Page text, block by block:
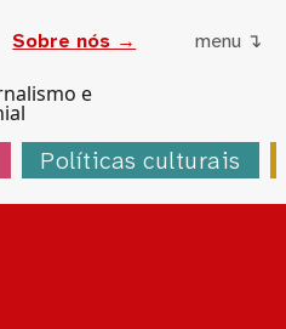
e
Sobre nós → menu ↴
Políticas culturais